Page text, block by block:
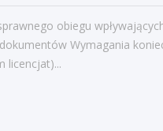
Więcej
obiegu
Wymagania
licencjat)...